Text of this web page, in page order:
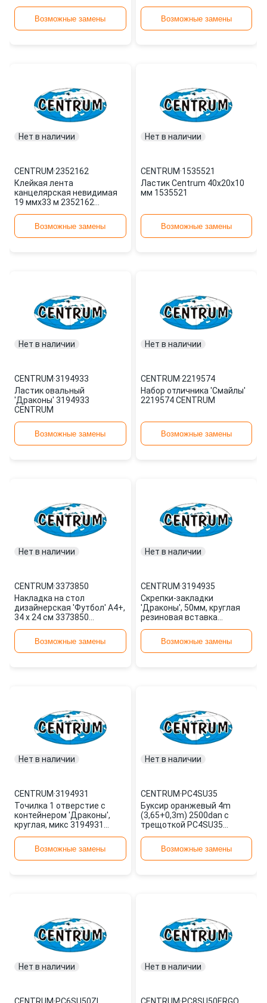
Возможные замены Возможные замены
Нет в наличии
CENTRUM·2352162
Клейкая лента
канцелярская невидимая
19 ммx33 м 2352162
Возможные замены
Нет в наличии
CENTRUM·1535521
Ластик Centrum 40x20x10
мм 1535521
Возможные замены
Нет в наличии
CENTRUM·3194933
Ластик овальный
'Драконы' 3194933
CENTRUM
Возможные замены
Нет в наличии
CENTRUM·2219574
Набор отличника 'Смайлы'
2219574 CENTRUM
Возможные замены
Нет в наличии
CENTRUM·3373850
Накладка на стол
дизайнерская 'Футбол' А4+,
34 х 24 см 3373850
Возможные замены
Нет в наличии
CENTRUM·3194935
Скрепки-закладки
'Драконы', 50мм, круглая
резиновая вставка
Возможные замены
Нет в наличии
CENTRUM·3194931
Точилка 1 отверстие с
контейнером 'Драконы',
круглая, микс 3194931
Возможные замены
Нет в наличии
CENTRUM·PC4SU35
Буксир оранжевый 4m
(3,65+0,3m) 2500dan с
трещоткой PC4SU35
Возможные замены
Нет в наличии Нет в наличии